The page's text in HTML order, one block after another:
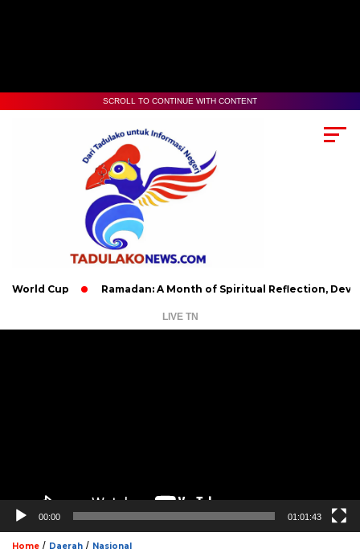
SCROLL TO CONTINUE WITH CONTENT
Cup Ramadan: A Month of Spiritual Reflection, Devotion,
LIVE TN
00:00 01:01:43
Home / Daerah / Nasional